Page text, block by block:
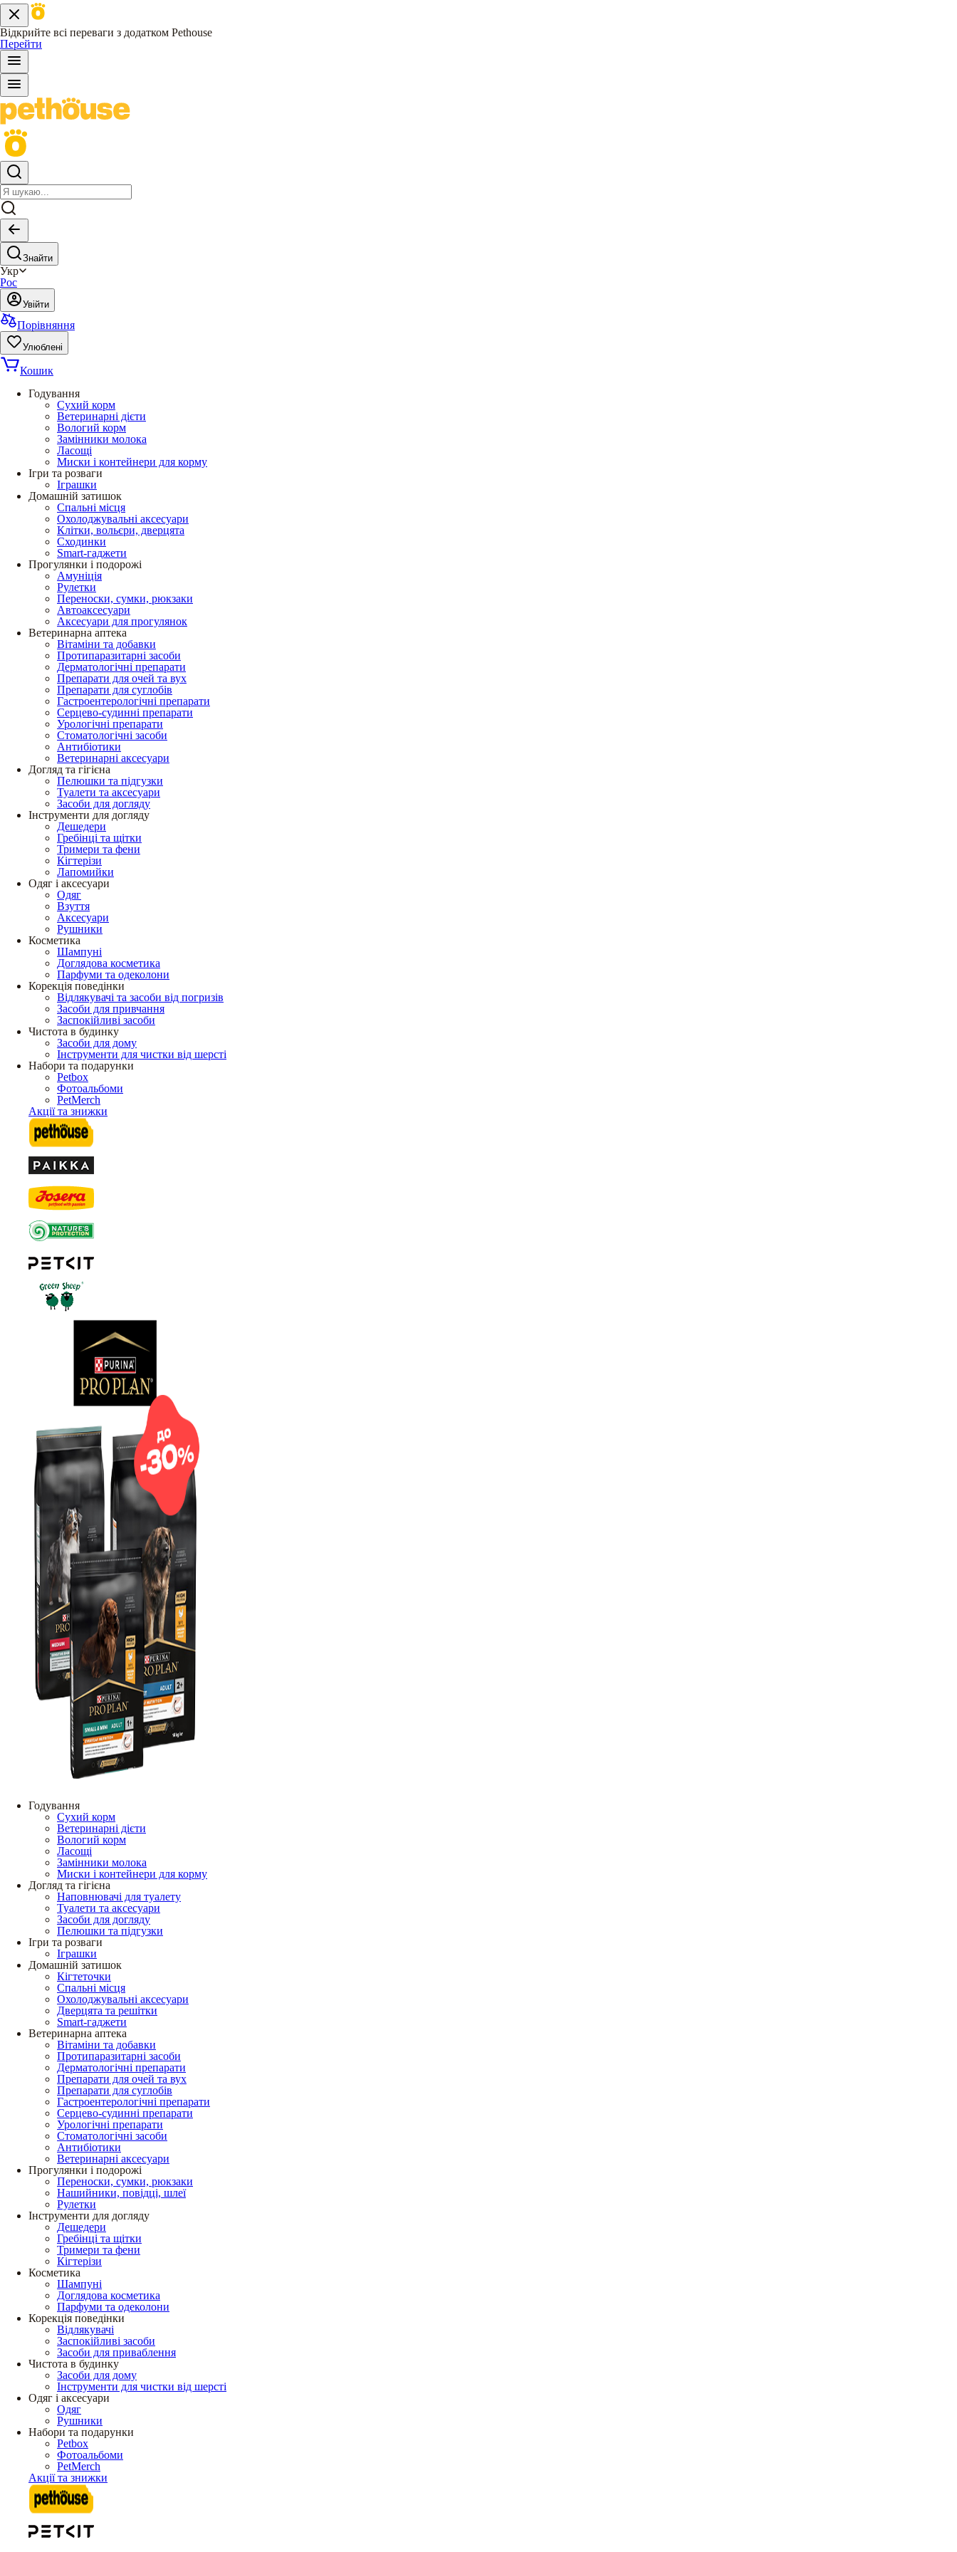
Відкрийте всі переваги з додатком Pethouse
Перейти
Знайти
Укр
Рос
Увійти
Порівняння
Улюблені
Кошик
Годування
Сухий корм
Ветеринарні дієти
Вологий корм
Замінники молока
Ласощі
Миски і контейнери для корму
Ігри та розваги
Іграшки
Домашній затишок
Спальні місця
Охолоджувальні аксесуари
Клітки, вольєри, дверцята
Сходинки
Smart-гаджети
Прогулянки і подорожі
Амуніція
Рулетки
Переноски, сумки, рюкзаки
Автоаксесуари
Аксесуари для прогулянок
Ветеринарна аптека
Вітаміни та добавки
Протипаразитарні засоби
Дерматологічні препарати
Препарати для очей та вух
Препарати для суглобів
Гастроентерологічні препарати
Серцево-судинні препарати
Урологічні препарати
Стоматологічні засоби
Антибіотики
Ветеринарні аксесуари
Догляд та гігієна
Пелюшки та підгузки
Туалети та аксесуари
Засоби для догляду
Інструменти для догляду
Дешедери
Гребінці та щітки
Тримери та фени
Кігтерізи
Лапомийки
Одяг і аксесуари
Одяг
Взуття
Аксесуари
Рушники
Косметика
Шампуні
Доглядова косметика
Парфуми та одеколони
Корекція поведінки
Відлякувачі та засоби від погризів
Засоби для привчання
Заспокійливі засоби
Чистота в будинку
Засоби для дому
Інструменти для чистки від шерсті
Набори та подарунки
Petbox
Фотоальбоми
PetMerch
Акції та знижки
Годування
Сухий корм
Ветеринарні дієти
Вологий корм
Ласощі
Замінники молока
Миски і контейнери для корму
Догляд та гігієна
Наповнювачі для туалету
Туалети та аксесуари
Засоби для догляду
Пелюшки та підгузки
Ігри та розваги
Іграшки
Домашній затишок
Кігтеточки
Спальні місця
Охолоджувальні аксесуари
Дверцята та решітки
Smart-гаджети
Ветеринарна аптека
Вітаміни та добавки
Протипаразитарні засоби
Дерматологічні препарати
Препарати для очей та вух
Препарати для суглобів
Гастроентерологічні препарати
Серцево-судинні препарати
Урологічні препарати
Стоматологічні засоби
Антибіотики
Ветеринарні аксесуари
Прогулянки і подорожі
Переноски, сумки, рюкзаки
Нашийники, повідці, шлеї
Рулетки
Інструменти для догляду
Дешедери
Гребінці та щітки
Тримери та фени
Кігтерізи
Косметика
Шампуні
Доглядова косметика
Парфуми та одеколони
Корекція поведінки
Відлякувачі
Заспокійливі засоби
Засоби для приваблення
Чистота в будинку
Засоби для дому
Інструменти для чистки від шерсті
Одяг і аксесуари
Одяг
Рушники
Набори та подарунки
Petbox
Фотоальбоми
PetMerch
Акції та знижки